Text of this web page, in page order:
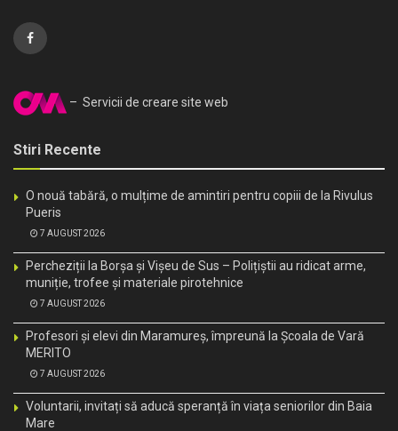
– Servicii de creare site web
Stiri Recente
O nouă tabără, o mulțime de amintiri pentru copiii de la Rivulus
Pueris
7 AUGUST 2026
Percheziții la Borșa și Vișeu de Sus – Polițiștii au ridicat arme,
muniție, trofee și materiale pirotehnice
7 AUGUST 2026
Profesori și elevi din Maramureș, împreună la Școala de Vară
MERITO
7 AUGUST 2026
Voluntarii, invitați să aducă speranță în viața seniorilor din Baia
Mare